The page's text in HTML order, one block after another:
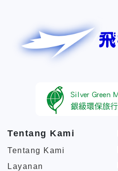
Tentang Kami
Tentang Kami
Layanan